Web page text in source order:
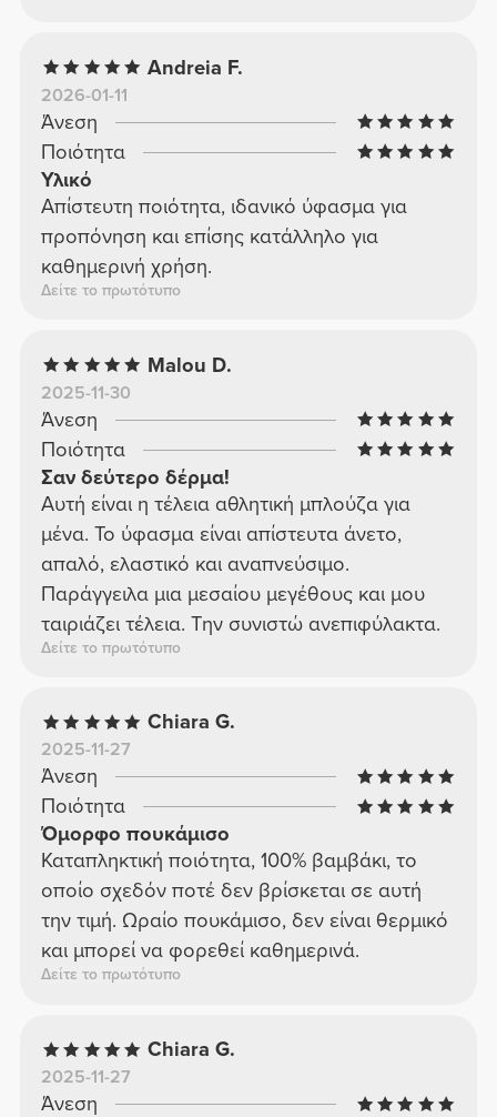
Andreia F.
2026-01-11
Άνεση
Ποιότητα
Υλικό
Απίστευτη ποιότητα, ιδανικό ύφασμα για
προπόνηση και επίσης κατάλληλο για
καθημερινή χρήση.
Δείτε το πρωτότυπο
Malou D.
2025-11-30
Άνεση
Ποιότητα
Σαν δεύτερο δέρμα!
Αυτή είναι η τέλεια αθλητική μπλούζα για
μένα. Το ύφασμα είναι απίστευτα άνετο,
απαλό, ελαστικό και αναπνεύσιμο.
Παράγγειλα μια μεσαίου μεγέθους και μου
ταιριάζει τέλεια. Την συνιστώ ανεπιφύλακτα.
Δείτε το πρωτότυπο
Chiara G.
2025-11-27
Άνεση
Ποιότητα
Όμορφο πουκάμισο
Καταπληκτική ποιότητα, 100% βαμβάκι, το
οποίο σχεδόν ποτέ δεν βρίσκεται σε αυτή
την τιμή. Ωραίο πουκάμισο, δεν είναι θερμικό
και μπορεί να φορεθεί καθημερινά.
Δείτε το πρωτότυπο
Chiara G.
2025-11-27
Άνεση